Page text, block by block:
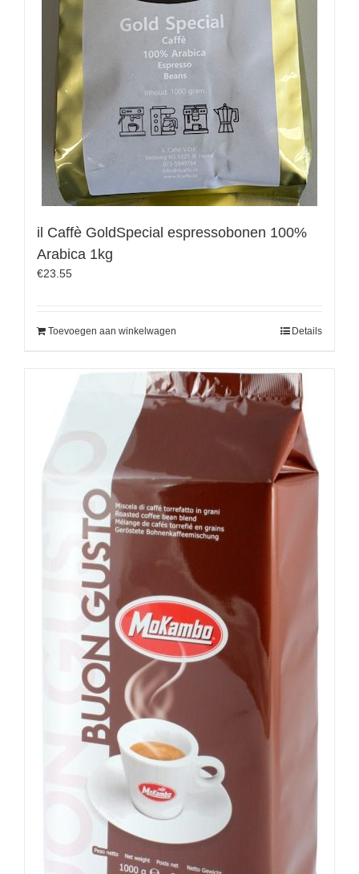
il Caffè GoldSpecial espressobonen 100%
Arabica 1kg
€23.55
Toevoegen aan winkelwagen Details